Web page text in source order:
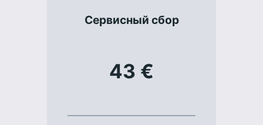
Сервисный сбор
43 €